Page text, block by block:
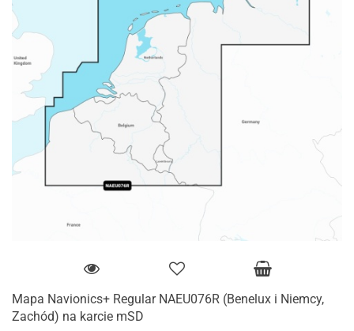
Mapa Navionics+ Regular NAEU076R (Benelux i Niemcy,
Zachód) na karcie mSD